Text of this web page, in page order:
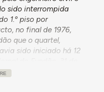
sido interrompida
1.º piso por
no final de 1976,
que o quartel,
sido iniciado há 12
custeadas através de
Geral dos Serviços